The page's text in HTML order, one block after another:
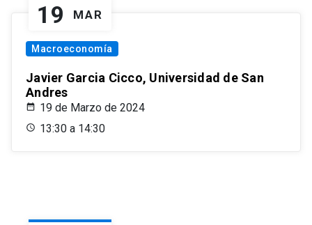
19 MAR
Macroeconomía
Javier Garcia Cicco, Universidad de San
Andres
19 de Marzo de 2024
13:30 a 14:30